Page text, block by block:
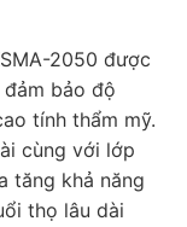
2050 được
bảo độ
tính thẩm mỹ.
cùng với lớp
tăng khả năng
thọ lâu dài